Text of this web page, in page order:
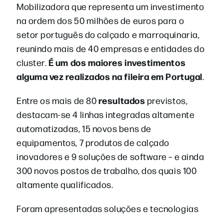
Mobilizadora que representa um investimento
na ordem dos 50 milhões de euros para o
setor português do calçado e marroquinaria,
reunindo mais de 40 empresas e entidades do
cluster.É um dos maiores investimentos
alguma vez realizados na fileira em Portugal.
Entre os mais de 80resultadosprevistos,
destacam-se 4 linhas integradas altamente
automatizadas, 15 novos bens de
equipamentos, 7 produtos de calçado
inovadores e 9 soluções de software – e ainda
300 novos postos de trabalho, dos quais 100
altamente qualificados.
Foram apresentadas soluções e tecnologias